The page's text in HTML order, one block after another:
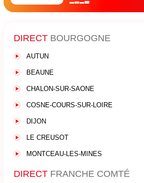
DIRECT BOURGOGNE
AUTUN
BEAUNE
CHALON-SUR-SAONE
COSNE-COURS-SUR-LOIRE
DIJON
LE CREUSOT
MONTCEAU-LES-MINES
DIRECT FRANCHE COMTÉ